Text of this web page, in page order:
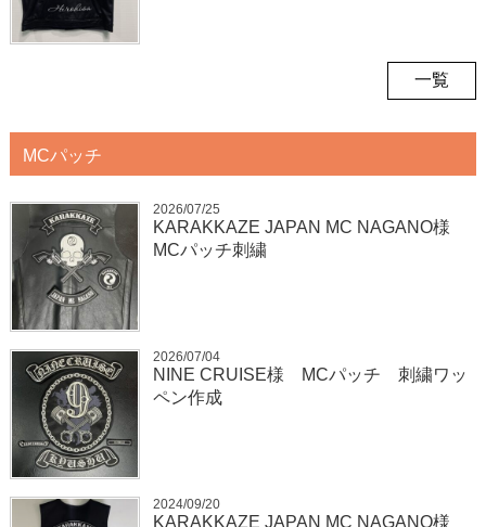
一覧
MCパッチ
2026/07/25
KARAKKAZE JAPAN MC NAGANO様
MCパッチ刺繍
2026/07/04
NINE CRUISE様 MCパッチ 刺繍ワッ
ペン作成
2024/09/20
KARAKKAZE JAPAN MC NAGANO様